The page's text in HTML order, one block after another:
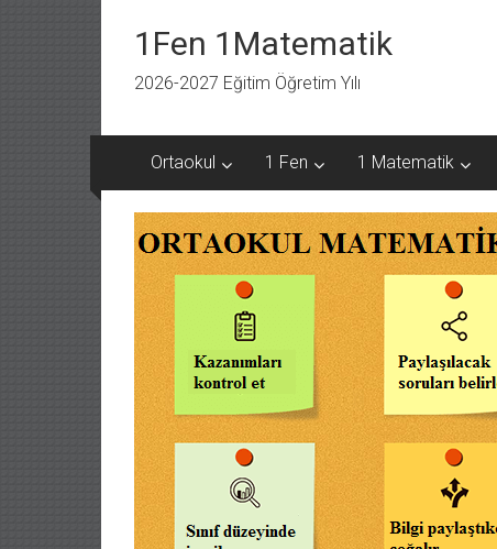
1Fen 1Matematik
2026-2027 Eğitim Öğretim Yılı
Ortaokul 1 Fen 1 Matematik